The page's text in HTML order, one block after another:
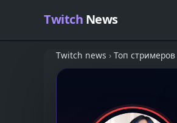
Twitch News
Twitch news › Топ стримеров